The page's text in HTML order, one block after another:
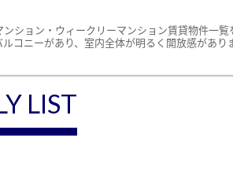
ション・ウィークリーマンション賃貸物件一
コニーがあり、室内全体が明るく開放感があ
LIST